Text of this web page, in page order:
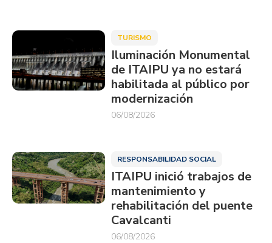
TURISMO
Iluminación Monumental
de ITAIPU ya no estará
habilitada al público por
modernización
06/08/2026
RESPONSABILIDAD SOCIAL
ITAIPU inició trabajos de
mantenimiento y
rehabilitación del puente
Cavalcanti
06/08/2026